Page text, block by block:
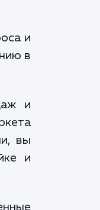
и
в
и
вы
и